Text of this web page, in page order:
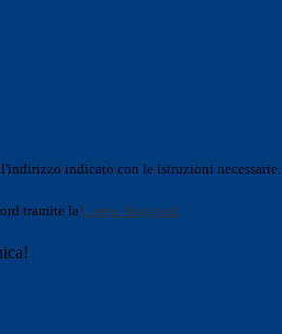
indicato con le istruzioni necessarie.
tramite la Login Spaggiari